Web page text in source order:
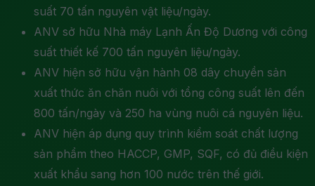
suất 70 tấn nguyên vật liệu/ngày.
ANV sở hữu Nhà máy Lạnh Ấn Độ Dương với công
suất thiết kế 700 tấn nguyên liệu/ngày.
ANV hiện sở hữu vận hành 08 dây chuyền sản
xuất thức ăn chăn nuôi với tổng công suất lên đến
800 tấn/ngày và 250 ha vùng nuôi cá nguyên liệu.
ANV hiện áp dụng quy trình kiểm soát chất lượng
sản phẩm theo HACCP, GMP, SQF, có đủ điều kiện
xuất khẩu sang hơn 100 nước trên thế giới.